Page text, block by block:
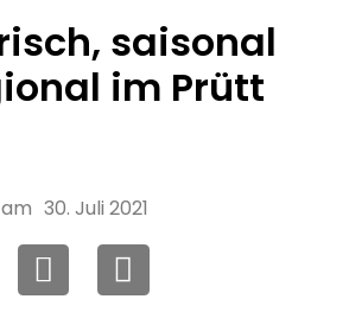
saisonal
im Prütt
30. Juli 2021